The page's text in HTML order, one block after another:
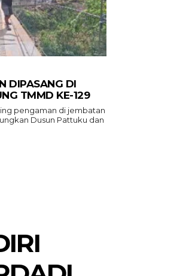
DIPASANG DI
TMMD KE-129
pengaman di jembatan
Dusun Pattuku dan